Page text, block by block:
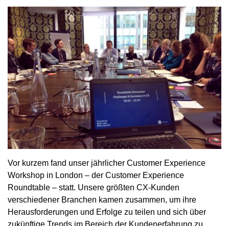
Vor kurzem fand unser jährlicher Customer Experience
Workshop in London – der Customer Experience
Roundtable – statt. Unsere größten CX-Kunden
verschiedener Branchen kamen zusammen, um ihre
Herausforderungen und Erfolge zu teilen und sich über
zukünftige Trends im Bereich der Kundenerfahrung zu